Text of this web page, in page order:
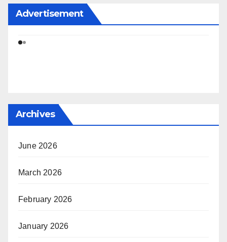
Advertisement
Archives
June 2026
March 2026
February 2026
January 2026